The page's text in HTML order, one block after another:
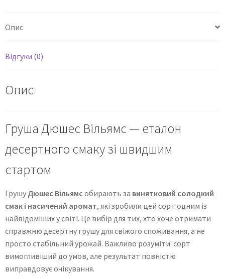
Опис
Відгуки (0)
Опис
Груша Дюшес Вільямс — еталон
десертного смаку зі швидшим
стартом
Грушу Дюшес Вільямс обирають за винятковий солодкий
смак і насичений аромат, які зробили цей сорт одним із
найвідоміших у світі. Це вибір для тих, хто хоче отримати
справжню десертну грушу для свіжого споживання, а не
просто стабільний урожай. Важливо розуміти: сорт
вимогливіший до умов, але результат повністю
виправдовує очікування.